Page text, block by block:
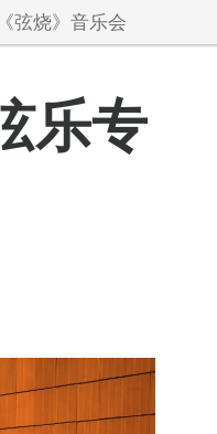
弦烧》音乐会
乐专